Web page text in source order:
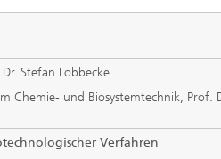
Stefan Löbbecke
Chemie- und Biosystemtechnik, Prof.
Verfahren